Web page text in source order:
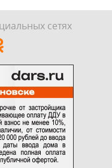
сетях